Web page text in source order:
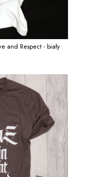
and Respect - biały